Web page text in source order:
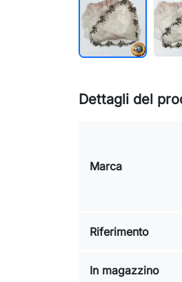
Dettagli del
Marca
Riferimento
In magazzino